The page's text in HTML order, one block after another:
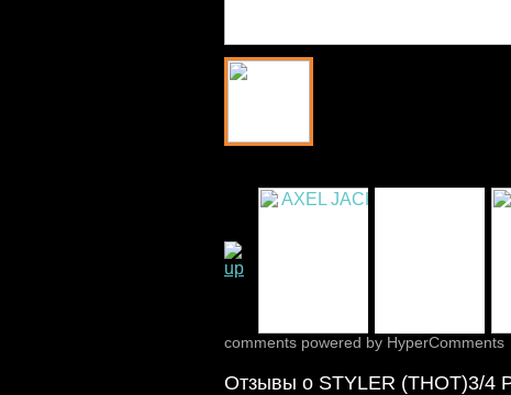
comments powered by HyperComments
Отзывы о STYLER (THOT)3/4